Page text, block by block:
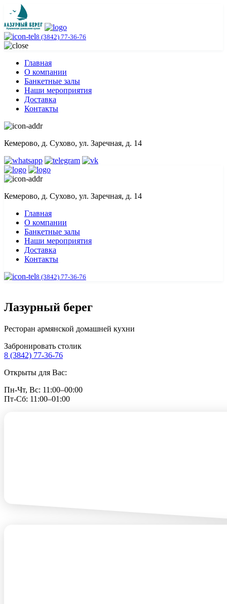
8 (3842) 77-36-76
Главная
О компании
Банкетные залы
Наши мероприятия
Доставка
Контакты
Кемерово, д. Сухово, ул. Заречная, д. 14
Кемерово, д. Сухово, ул. Заречная, д. 14
Главная
О компании
Банкетные залы
Наши мероприятия
Доставка
Контакты
8 (3842) 77-36-76
Лазурный берег
Ресторан армянской домашней кухни
Забронировать столик
8 (3842) 77-36-76
Открыты для Вас:
Пн-Чт, Вс: 11:00–00:00
Пт-Сб: 11:00–01:00